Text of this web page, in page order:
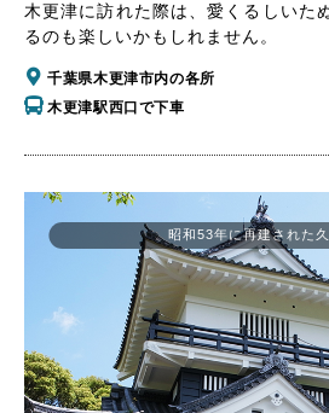
木更津に訪れた際は、愛くるしいた
るのも楽しいかもしれません。
千葉県木更津市内の各所
木更津駅西口で下車
昭和53年に再建された